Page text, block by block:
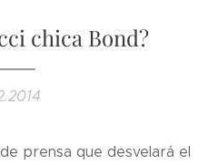
chica Bond?
prensa que desvelará el